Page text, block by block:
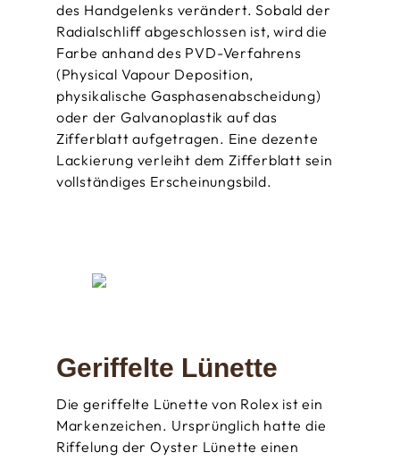
des Handgelenks verändert. Sobald der
Radialschliff abgeschlossen ist, wird die
Farbe anhand des PVD-Verfahrens
(Physical Vapour Deposition,
physikalische Gasphasen­abscheidung)
oder der Galvanoplastik auf das
Zifferblatt aufgetragen. Eine dezente
Lackierung verleiht dem Zifferblatt sein
vollständiges Erscheinungsbild.
Geriffelte Lünette
Die geriffelte Lünette von Rolex ist ein
Markenzeichen. Ursprünglich hatte die
Riffelung der Oyster Lünette einen